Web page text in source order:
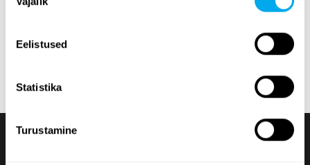
valik
Eelistused
Statistika
Turustamine
või toote täismassi järgi.
Tutvuge Maatori rasketehnika valikuga ja leidke oma
vajadustele sobiv toode! Kui te ei leia õiget, võite alati